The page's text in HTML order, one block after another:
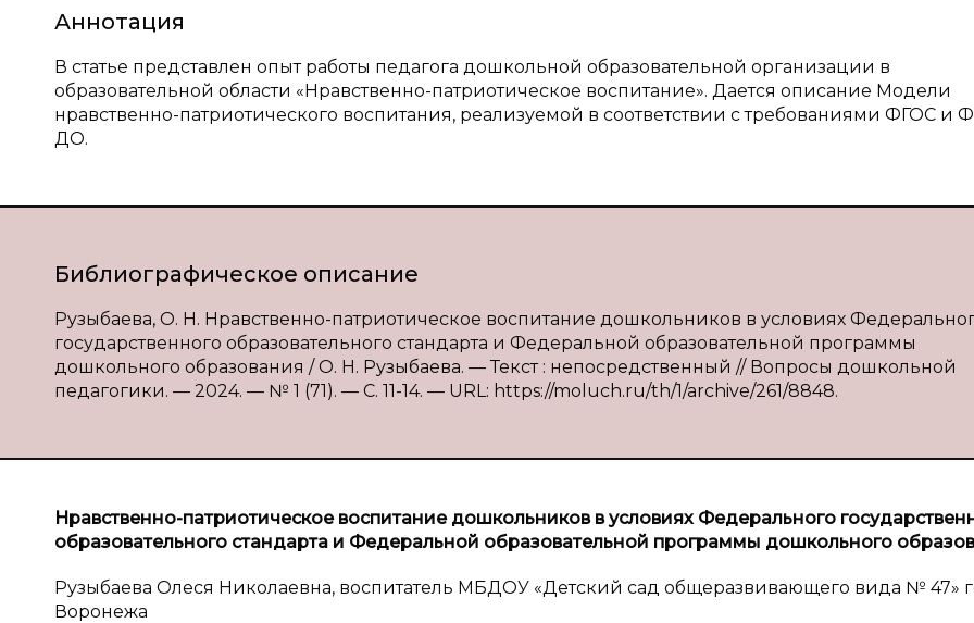
Аннотация
В статье представлен опыт работы педагога дошкольной образовательной организации в
образовательной области «Нравственно-патриотическое воспитание». Дается описание Модели
нравственно-патриотического воспитания, реализуемой в соответствии с требованиями ФГОС и
ДО.
Библиографическое описание
Рузыбаева, О. Н. Нравственно-патриотическое воспитание дошкольников в условиях
государственного образовательного стандарта и Федеральной образовательной программы
дошкольного образования / О. Н. Рузыбаева. — Текст : непосредственный // Вопросы дошкольной
педагогики. — 2024. — № 1 (71). — С. 11-14. — URL: https://moluch.ru/th/1/archive/261/8848.
Нравственно-патриотическое воспитание дошкольников в условиях Федерального
образовательного стандарта и Федеральной образовательной программы дошкольного
Рузыбаева Олеся Николаевна, воспитатель МБДОУ «Детский сад общеразвивающего вида № 47»
Воронежа